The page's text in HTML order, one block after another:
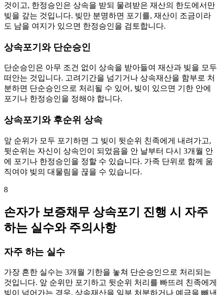
것이고, 한정승인은 상속을 받되 물려받은 재산의 한도에서만
빚을 갚는 것입니다. 빚만 분명하면 포기를, 재산이 조금이라
도 남을 여지가 있으면 한정승인을 검토합니다.
상속포기와 단순승인
단순승인은 아무 조건 없이 상속을 받아들여 재산과 빚을 모두
떠안는 것입니다. 고려기간을 넘기거나 상속재산을 함부로 처
분하면 단순승인으로 처리될 수 있어, 빚이 있으면 기한 안에
포기나 한정승인을 정해야 합니다.
상속포기와 후순위 상속
앞 순위가 모두 포기하면 그 빚이 뒷순위 친족에게 내려가고,
뒷순위는 자신이 상속인이 되었음을 안 날부터 다시 3개월 안
에 포기나 한정승인을 정할 수 있습니다. 가족 단위로 함께 움
직여야 빚의 대물림을 끊을 수 있습니다.
8
손자가 보증채무 상속포기 진행 시 자주
하는 실수와 주의사항
자주 하는 실수
가장 흔한 실수는 3개월 기한을 놓쳐 단순승인으로 처리되는
것입니다. 앞 순위만 포기하고 뒷순위 처리를 빠뜨려 친족에게
빚이 넘어가는 경우, 상속재산을 일부 처분하거나 예금을 빼낸